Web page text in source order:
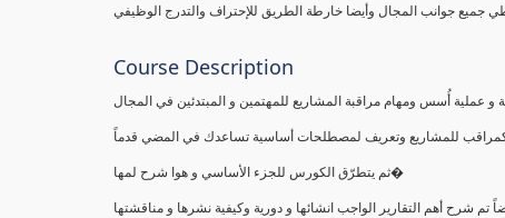
جميع جوانب المجال وأيضا خارطة الطريق للإحتراف والتدرج الوظيفي
Course Description
أُسس ومهام مراقبة المشاريع للمهتمين و المبتدئين في المجال
كمراقب للمشاريع وتعريف لمصطلحات أساسية تساعدك في المضي قدماً
ثم يتطرّق الكورس للجزء الأساسي و هوا شرح لمها�
تم شرح أهم التقارير الواجب انشائها و دورية وكيفية نشرها و مناقشتها